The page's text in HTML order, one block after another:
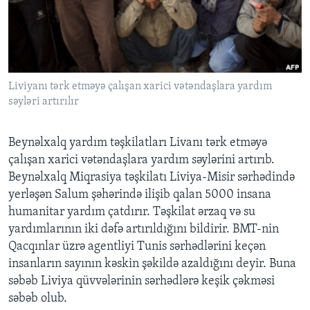
BIZI IZLƏYIN
Dillər
Liviyanı tərk etməyə çalışan xarici vətəndaşlara yardım
səyləri artırılır
Beynəlxalq yardım təşkilatları Livanı tərk etməyə
çalışan xarici vətəndaşlara yardım səylərini artırıb.
Beynəlxalq Miqrasiya təşkilatı Liviya-Misir sərhədində
yerləşən Salum şəhərində ilişib qalan 5000 insana
humanitar yardım çatdırır. Təşkilat ərzaq və su
yardımlarının iki dəfə artırıldığını bildirir. BMT-nin
Qacqınlar üzrə agentliyi Tunis sərhədlərini keçən
insanların sayının kəskin şəkildə azaldığını deyir. Buna
səbəb Liviya qüvvələrinin sərhədlərə keşik çəkməsi
səbəb olub.